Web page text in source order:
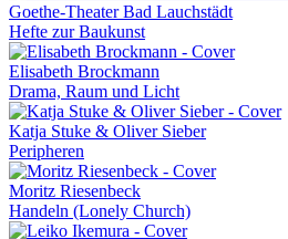
Goethe-Theater Bad Lauchstädt
Hefte zur Baukunst
Elisabeth Brockmann
Drama, Raum und Licht
Katja Stuke & Oliver Sieber
Peripheren
Moritz Riesenbeck
Handeln (Lonely Church)